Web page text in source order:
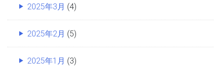
2025年3月 (4)
2025年2月 (5)
2025年1月 (3)